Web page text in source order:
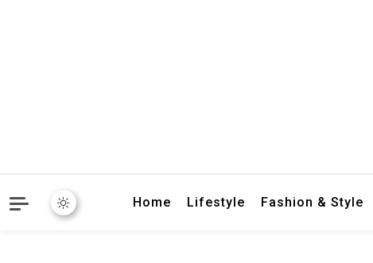
Home Lifestyle Fashion & Style